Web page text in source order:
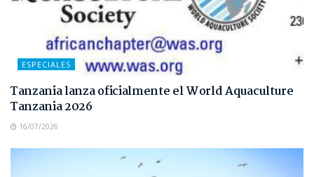
ESPECIALES
Tanzania lanza oficialmente el World Aquaculture
Tanzania 2026
16/07/2026